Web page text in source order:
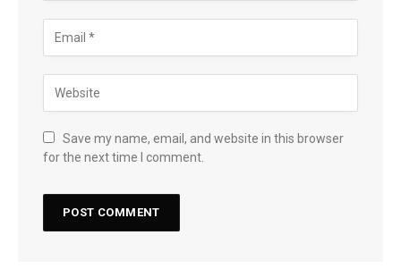
Save my name, email, and website in this browser
for the next time I comment.